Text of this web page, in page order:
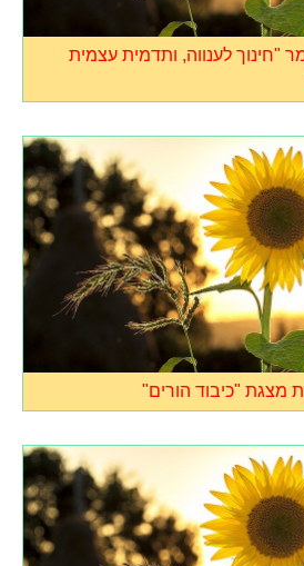
"חינוך לענווה, ותדמית עצמית
מצגת "כיבוד הורים"